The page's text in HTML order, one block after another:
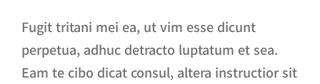
Fugit tritani mei ea, ut vim esse dicunt
perpetua, adhuc detracto luptatum et sea.
Eam te cibo dicat consul, altera instructior sit